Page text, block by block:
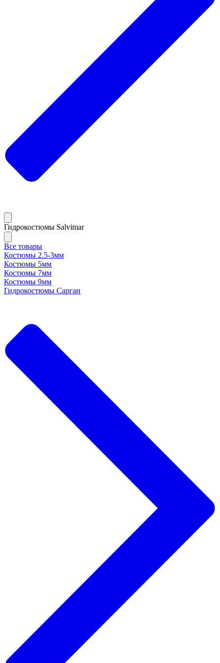
Гидрокостюмы Salvimar
Все товары
Костюмы 2.5-3мм
Костюмы 5мм
Костюмы 7мм
Костюмы 9мм
Гидрокостюмы Сарган